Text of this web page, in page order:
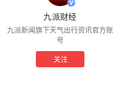
九派财经
九派新闻旗下天气出行资讯官方账
号
关注